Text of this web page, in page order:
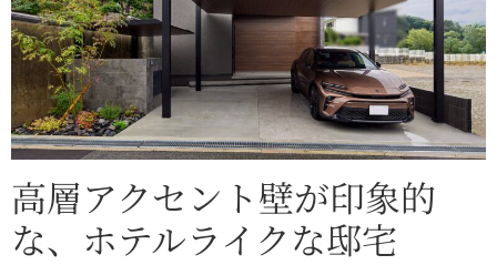
高層アクセント壁が印象的
な、ホテルライクな邸宅